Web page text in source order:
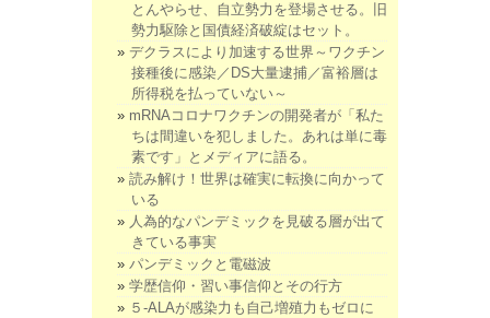
とんやらせ、自立勢力を登場させる。旧
勢力駆除と国債経済破綻はセット。
デクラスにより加速する世界～ワクチン
接種後に感染／DS大量逮捕／富裕層は
所得税を払っていない～
mRNAコロナワクチンの開発者が「私た
ちは間違いを犯しました。あれは単に毒
素です」とメディアに語る。
読み解け！世界は確実に転換に向かって
いる
人為的なパンデミックを見破る層が出て
きている事実
パンデミックと電磁波
学歴信仰・習い事信仰とその行方
５-ALAが感染力も自己増殖力もゼロに